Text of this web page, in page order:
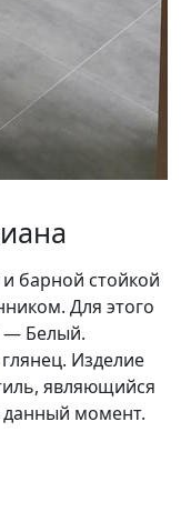
барной стойкой
Для этого
— Белый.
Изделие
являющийся
момент.